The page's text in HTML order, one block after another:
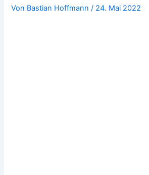
Von Bastian Hoffmann/ 24. Mai 2022